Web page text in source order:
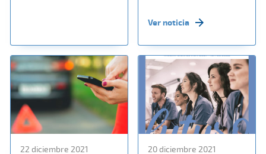
Ver noticia
22 diciembre 2021 20 diciembre 2021